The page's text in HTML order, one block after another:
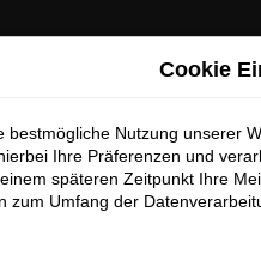
Cookie
bestmögliche Nutzung unserer
Ihre Präferenzen und
späteren Zeitpunkt Ihre
zum Umfang der